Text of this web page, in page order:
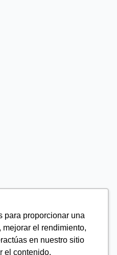
para proporcionar una
mejorar el rendimiento,
en nuestro sitio
el contenido.